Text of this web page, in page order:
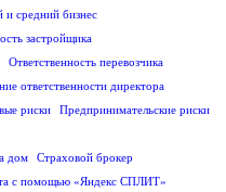
средний бизнес
застройщика
Ответственность перевозчика
ответственности директора
риски
Предпринимательские риски
дом
Страховой брокер
с помощью «Яндекс СПЛИТ»